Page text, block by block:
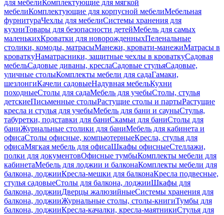
для мебелиКомплектующие для мягкой
мебелиКомплектующие для корпусной мебелиМебельная
фурнитураЧехлы для мебелиСистемы хранения для
кухниТовары для безопасности детейМебель для самых
маленькихКроватки для новорожденныхПеленальные
столики, комоды, матрасыМанежи, кровати-манежиМатрасы в
кроваткуНаматрасники, защитные чехлы в кроваткуСадовая
мебельСадовые диваны, креслаСадовые стульяСадовые,
уличные столыКомплекты мебели для садаГамаки,
шезлонгиКачели садовыеНадувная мебельКухни
походныеСтолы для садаМебель для учебыСтолы, стулья
детскиеПисьменные столыРастущие столы и партыРастущие
кресла и стулья для учебыМебель для бани и сауныСтулья,
табуретки, подставки для баниСкамьи для баниСтолы для
баниЖурнальные столики для баниМебель для кабинета и
офисаСтолы офисные, компьютерныеКресла, стулья для
офисаМягкая мебель для офисаШкафы офисныеСтеллажи,
полки для документовОфисные тумбыКомплекты мебели для
кабинетаМебель для лоджии и балконаКомплекты мебели для
балкона, лоджииКресла-мешки для балконаКресла подвесные,
стулья садовыеСтолы для балкона, лоджииШкафы для
балкона, лоджииДверцы жалюзийныеСистемы хранения для
балкона, лоджииЖурнальные столы, столы-книгиТумбы для
балкона, лоджииКресла-качалки, кресла-маятникиСтулья для